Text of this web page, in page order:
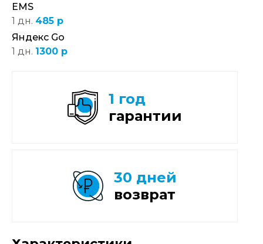
EMS
1 дн. 485 р
Яндекс Go
1 дн. 1300 р
1 год
гарантии
30 дней
возврат